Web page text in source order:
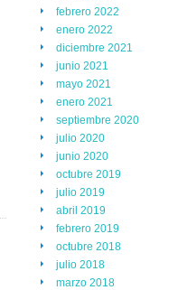
febrero 2022
enero 2022
diciembre 2021
junio 2021
mayo 2021
enero 2021
septiembre 2020
julio 2020
junio 2020
octubre 2019
julio 2019
abril 2019
febrero 2019
octubre 2018
julio 2018
marzo 2018